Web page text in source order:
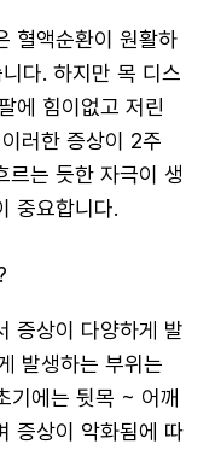
혈액순환이 원활하
다. 하지만 목 디스
에 힘이없고 저린
러한 증상이 2주
르는 듯한 자극이 생
중요합니다.
증상이 다양하게 발
발생하는 부위는
에는 뒷목 ~ 어깨
증상이 악화됨에 따